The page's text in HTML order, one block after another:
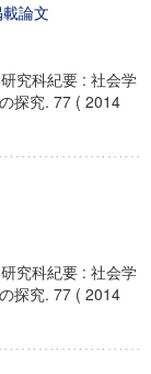
論文
究科紀要 : 社会学
探究. 77 ( 2014
究科紀要 : 社会学
探究. 77 ( 2014